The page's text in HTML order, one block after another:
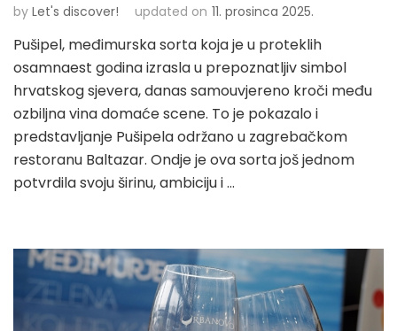
by Let's discover! updated on 11. prosinca 2025.
Pušipel, međimurska sorta koja je u proteklih
osamnaest godina izrasla u prepoznatljiv simbol
hrvatskog sjevera, danas samouvjereno kroči među
ozbiljna vina domaće scene. To je pokazalo i
predstavljanje Pušipela održano u zagrebačkom
restoranu Baltazar. Ondje je ova sorta još jednom
potvrdila svoju širinu, ambiciju i …